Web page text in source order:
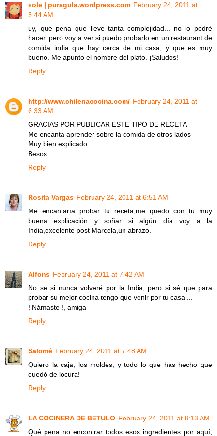
sole | puragula.wordpress.com February 24, 2011 at
5:44 AM
uy, que pena que lleve tanta complejidad... no lo podré
hacer, pero voy a ver si puedo probarlo en un restaurant de
comida india que hay cerca de mi casa, y que es muy
bueno. Me apunto el nombre del plato. ¡Saludos!
Reply
http://www.chilenacocina.com/ February 24, 2011 at
6:33 AM
GRACIAS POR PUBLICAR ESTE TIPO DE RECETA
Me encanta aprender sobre la comida de otros lados
Muy bien explicado
Besos
Reply
Rosita Vargas February 24, 2011 at 6:51 AM
Me encantaría probar tu receta,me quedo con tu muy
buena explicación y soñar si algún día voy a la
India,excelente post Marcela,un abrazo.
Reply
Alfons February 24, 2011 at 7:42 AM
No se si nunca volveré por la India, pero si sé que para
probar su mejor cocina tengo que venir por tu casa ...
! Námaste !, amiga
Reply
Salomé February 24, 2011 at 7:48 AM
Quiero la caja, los moldes, y todo lo que has hecho que
quedó de locura!
Reply
LA COCINERA DE BETULO February 24, 2011 at 8:13 AM
Qué pena no encontrar todos esos ingredientes por aquí,